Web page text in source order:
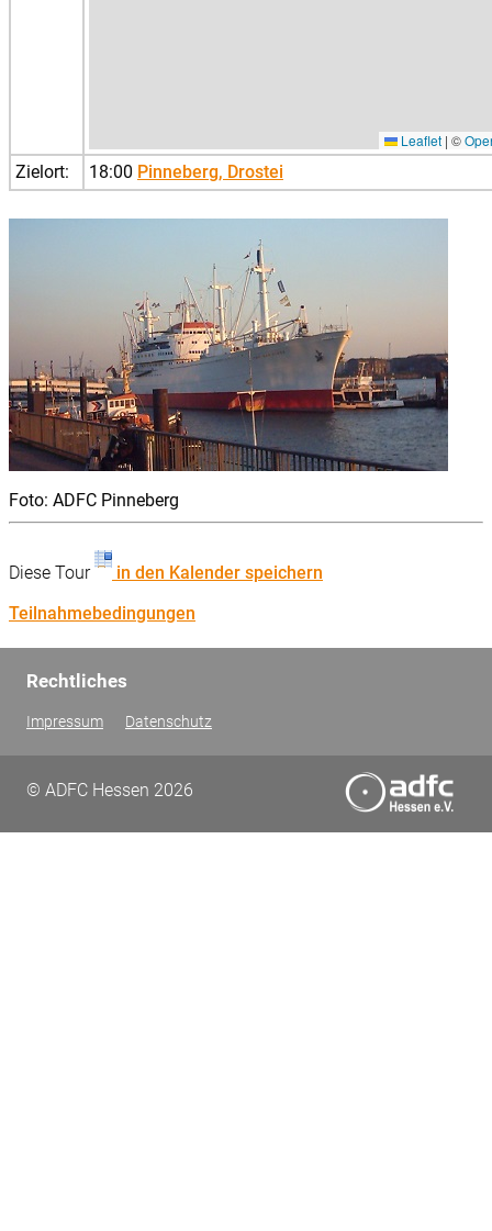
Leaflet | ©
Zielort: 18:00 Pinneberg, Drostei
Foto: ADFC Pinneberg
Diese Tour
in den Kalender speichern
Teilnahmebedingungen
Rechtliches
Impressum Datenschutz
© ADFC Hessen 2026